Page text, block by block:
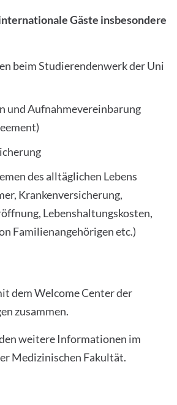
Gäste insbesondere
beim Studierendenwerk der Uni
und Aufnahmevereinbarung
des alltäglichen Lebens
Krankenversicherung,
Lebenshaltungskosten,
Familienangehörigen etc.)
dem Welcome Center der
zusammen.
weitere Informationen im
Medizinischen Fakultät.